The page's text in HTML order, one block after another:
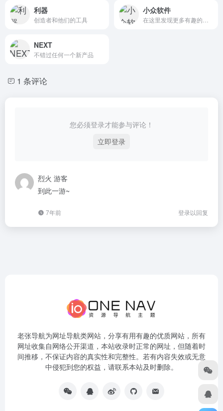
利器
创造者和他们的工具
小众软件
NEXT
不错过任何一个新产品
1 条评论
您必须登录才能参与评论！
立即登录
烈火 游客
到此一游~
7年前 登录以回复
老张导航为网址导航类网站，分享有用有趣的优质网站，所有
网址收集自网络公开渠道，本站收录时正常的网址，但随着时
间推移，不保证内容的真实性和完整性。若有内容失效或无意
中侵犯到您的权益，请联系本站及时删除。